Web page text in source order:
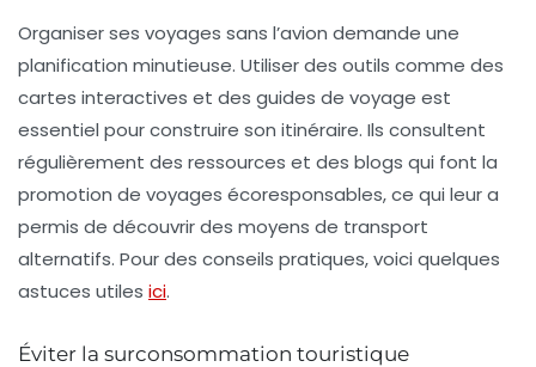
Organiser ses voyages sans l’avion demande une
planification minutieuse. Utiliser des outils comme des
cartes interactives et des guides de voyage est
essentiel pour construire son itinéraire. Ils consultent
régulièrement des ressources et des blogs qui font la
promotion de voyages écoresponsables, ce qui leur a
permis de découvrir des moyens de transport
alternatifs. Pour des conseils pratiques, voici quelques
astuces utiles ici.
Éviter la surconsommation touristique